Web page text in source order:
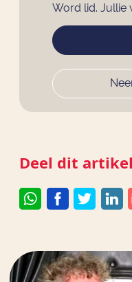
Word lid. Jullie
Deel dit artikel